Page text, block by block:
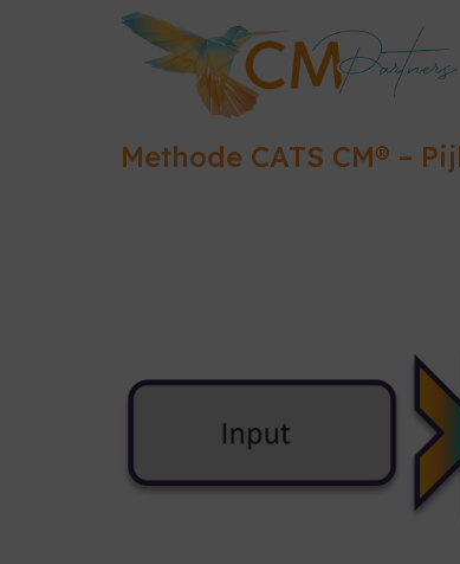
Methode CATS CM® –